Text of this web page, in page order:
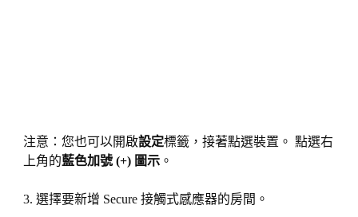
注意：您也可以開啟設定標籤，接著點選裝置。 點選右
上角的藍色加號 (+) 圖示。
3. 選擇要新增 Secure 接觸式感應器的房間。